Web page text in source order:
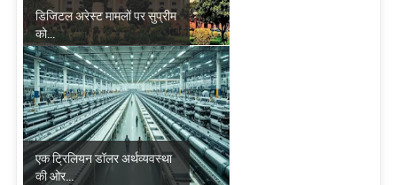
डिजिटल अरेस्ट मामलों पर सुप्रीम
को...
एक ट्रिलियन डॉलर अर्थव्यवस्था
की ओर...